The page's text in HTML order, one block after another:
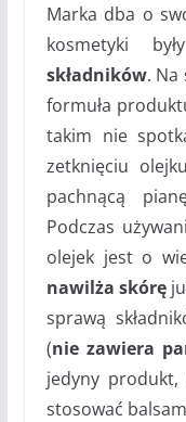
Marka dba o
kosmetyki
składników. Na
formuła
takim nie
zetknięciu
pachnącą
Podczas
olejek jest o
nawilża skórę
sprawą
(nie zawiera
jedyny
stosować